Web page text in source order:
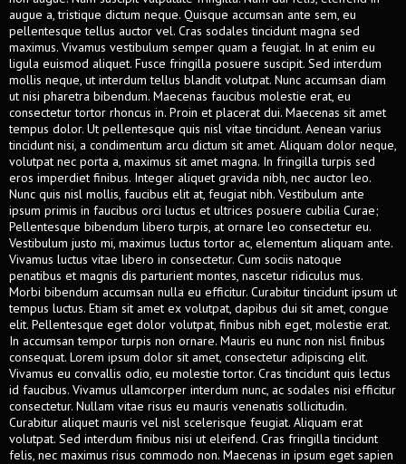
augue a, tristique dictum neque. Quisque accumsan ante sem, eu
pellentesque tellus auctor vel. Cras sodales tincidunt magna sed
maximus. Vivamus vestibulum semper quam a feugiat. In at enim eu
ligula euismod aliquet. Fusce fringilla posuere suscipit. Sed interdum
mollis neque, ut interdum tellus blandit volutpat. Nunc accumsan diam
ut nisi pharetra bibendum. Maecenas faucibus molestie erat, eu
consectetur tortor rhoncus in. Proin et placerat dui. Maecenas sit amet
tempus dolor. Ut pellentesque quis nisl vitae tincidunt. Aenean varius
tincidunt nisi, a condimentum arcu dictum sit amet. Aliquam dolor neque,
volutpat nec porta a, maximus sit amet magna. In fringilla turpis sed
eros imperdiet finibus. Integer aliquet gravida nibh, nec auctor leo.
Nunc quis nisl mollis, faucibus elit at, feugiat nibh. Vestibulum ante
ipsum primis in faucibus orci luctus et ultrices posuere cubilia Curae;
Pellentesque bibendum libero turpis, at ornare leo consectetur eu.
Vestibulum justo mi, maximus luctus tortor ac, elementum aliquam ante.
Vivamus luctus vitae libero in consectetur. Cum sociis natoque
penatibus et magnis dis parturient montes, nascetur ridiculus mus.
Morbi bibendum accumsan nulla eu efficitur. Curabitur tincidunt ipsum ut
tempus luctus. Etiam sit amet ex volutpat, dapibus dui sit amet, congue
elit. Pellentesque eget dolor volutpat, finibus nibh eget, molestie erat.
In accumsan tempor turpis non ornare. Mauris eu nunc non nisl finibus
consequat. Lorem ipsum dolor sit amet, consectetur adipiscing elit.
Vivamus eu convallis odio, eu molestie tortor. Cras tincidunt quis lectus
id faucibus. Vivamus ullamcorper interdum nunc, ac sodales nisi efficitur
consectetur. Nullam vitae risus eu mauris venenatis sollicitudin.
Curabitur aliquet mauris vel nisl scelerisque feugiat. Aliquam erat
volutpat. Sed interdum finibus nisi ut eleifend. Cras fringilla tincidunt
felis, nec maximus risus commodo non. Maecenas in ipsum eget sapien